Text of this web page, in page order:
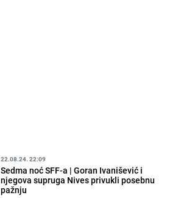
22.08.24. 22:09
Sedma noć SFF-a | Goran Ivanišević i
njegova supruga Nives privukli posebnu
pažnju